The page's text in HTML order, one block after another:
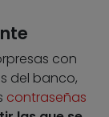
con
del banco,
contraseñas